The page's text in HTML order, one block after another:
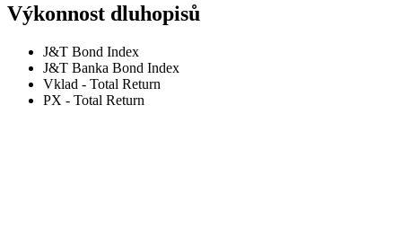
Výkonnost dluhopisů
J&T Bond Index
J&T Banka Bond Index
Vklad - Total Return
PX - Total Return